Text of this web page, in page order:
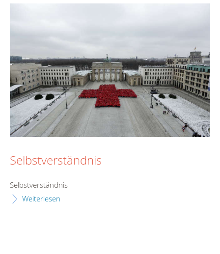
Selbstverständnis
Selbstverständnis
Weiterlesen